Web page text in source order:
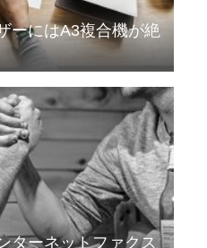
ーにはA3複合機が絶
ターネットファクス